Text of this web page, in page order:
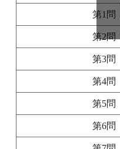
第1問
第2問
第3問
第4問
第5問
第6問